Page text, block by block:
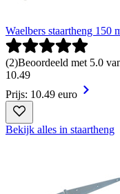
Waelbers staartheng 150
(2)Beoordeeld met 5.0
10.49
Prijs: 10.49 euro
Bekijk alles in staartheng